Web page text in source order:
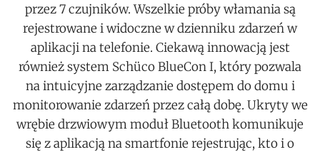
przez 7 czujników. Wszelkie próby włamania są
rejestrowane i widoczne w dzienniku zdarzeń w
aplikacji na telefonie. Ciekawą innowacją jest
również system Schüco BlueCon I, który pozwala
na intuicyjne zarządzanie dostępem do domu i
monitorowanie zdarzeń przez całą dobę. Ukryty we
wrębie drzwiowym moduł Bluetooth komunikuje
się z aplikacją na smartfonie rejestrując, kto i o